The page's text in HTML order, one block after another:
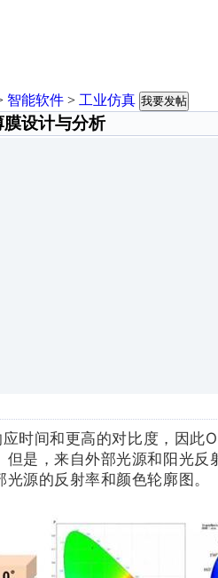
智能软件 > 工业仿真 我要发帖
设计与分析
时间和更高的对比度，因
但是，来自外部光源和阳光
源的反射率和颜色轮廓图。